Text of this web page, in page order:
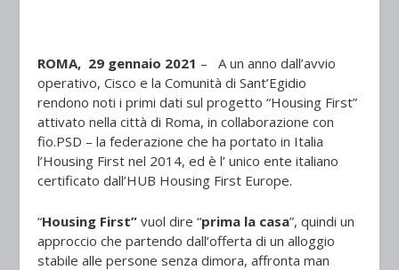
ROMA, 29 gennaio 2021 – A un anno dall’avvio
operativo, Cisco e la Comunità di Sant’Egidio
rendono noti i primi dati sul progetto “Housing First”
attivato nella città di Roma, in collaborazione con
fio.PSD – la federazione che ha portato in Italia
l’Housing First nel 2014, ed è l’ unico ente italiano
certificato dall’HUB Housing First Europe.
“Housing First” vuol dire “prima la casa”, quindi un
approccio che partendo dall’offerta di un alloggio
stabile alle persone senza dimora, affronta man